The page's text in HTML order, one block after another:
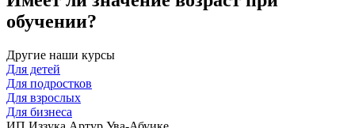
обучении?
Другие наши курсы
Для детей
Для подростков
Для взрослых
Для бизнеса